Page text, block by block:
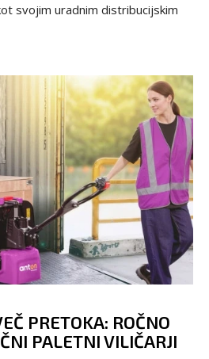
svojim uradnim distribucijskim
PRETOKA: ROČNO
PALETNI VILIČARJI